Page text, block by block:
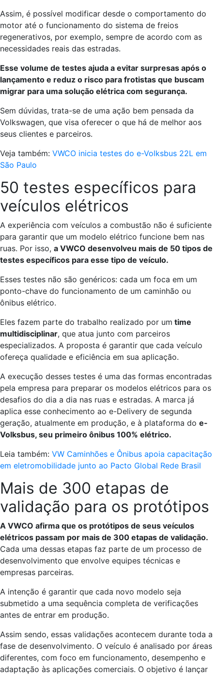
Assim, é possível modificar desde o comportamento do
motor até o funcionamento do sistema de freios
regenerativos, por exemplo, sempre de acordo com as
necessidades reais das estradas.
Esse volume de testes ajuda a evitar surpresas após o
lançamento e reduz o risco para frotistas que buscam
migrar para uma solução elétrica com segurança.
Sem dúvidas, trata-se de uma ação bem pensada da
Volkswagen, que visa oferecer o que há de melhor aos
seus clientes e parceiros.
Veja também: VWCO inicia testes do e-Volksbus 22L em
São Paulo
50 testes específicos para
veículos elétricos
A experiência com veículos a combustão não é suficiente
para garantir que um modelo elétrico funcione bem nas
ruas. Por isso, a VWCO desenvolveu mais de 50 tipos de
testes específicos para esse tipo de veículo.
Esses testes não são genéricos: cada um foca em um
ponto-chave do funcionamento de um caminhão ou
ônibus elétrico.
Eles fazem parte do trabalho realizado por um time
multidisciplinar, que atua junto com parceiros
especializados. A proposta é garantir que cada veículo
ofereça qualidade e eficiência em sua aplicação.
A execução desses testes é uma das formas encontradas
pela empresa para preparar os modelos elétricos para os
desafios do dia a dia nas ruas e estradas. A marca já
aplica esse conhecimento ao e-Delivery de segunda
geração, atualmente em produção, e à plataforma do e-
Volksbus, seu primeiro ônibus 100% elétrico.
Leia também: VW Caminhões e Ônibus apoia capacitação
em eletromobilidade junto ao Pacto Global Rede Brasil
Mais de 300 etapas de
validação para os protótipos
A VWCO afirma que os protótipos de seus veículos
elétricos passam por mais de 300 etapas de validação.
Cada uma dessas etapas faz parte de um processo de
desenvolvimento que envolve equipes técnicas e
empresas parceiras.
A intenção é garantir que cada novo modelo seja
submetido a uma sequência completa de verificações
antes de entrar em produção.
Assim sendo, essas validações acontecem durante toda a
fase de desenvolvimento. O veículo é analisado por áreas
diferentes, com foco em funcionamento, desempenho e
adaptação às aplicações comerciais. O objetivo é lançar